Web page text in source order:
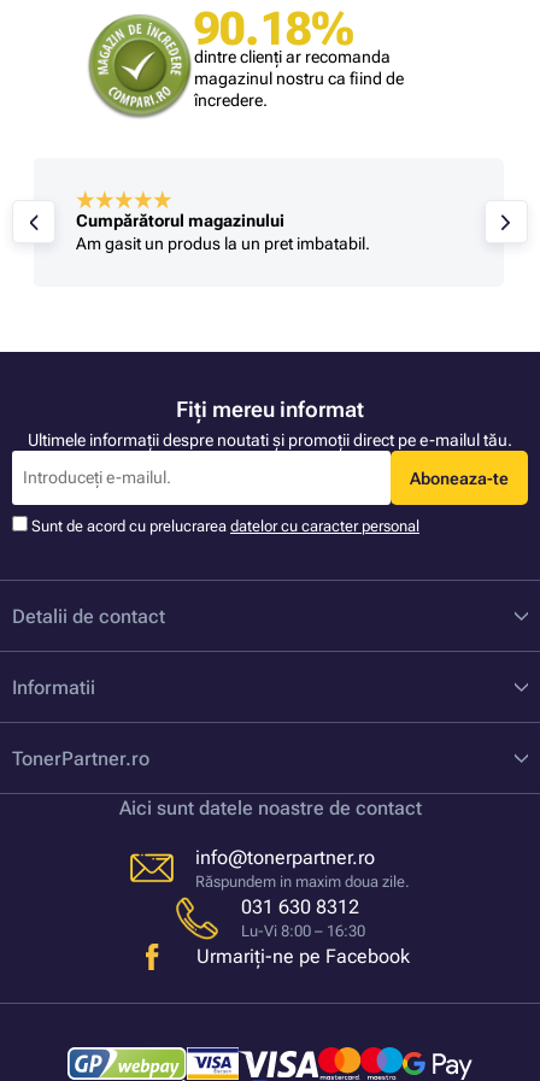
90.18%
dintre clienți ar recomanda
magazinul nostru ca fiind de
încredere.
Cumpărătorul magazinului
Am gasit un produs la un pret imbatabil.
Fiți mereu informat
Ultimele informații despre noutati și promoții direct pe e-mailul tău.
Aboneaza-te
Sunt de acord cu prelucrarea datelor cu caracter personal
Detalii de contact
Informatii
TonerPartner.ro
Aici sunt datele noastre de contact
info@tonerpartner.ro
Răspundem in maxim doua zile.
031 630 8312
Lu-Vi 8:00 – 16:30
Urmariți-ne pe Facebook